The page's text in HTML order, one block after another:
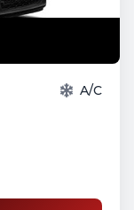
A/C